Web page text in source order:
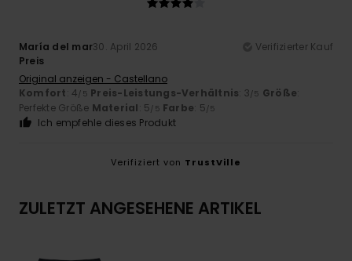
María del mar30. April 2026
Verifizierter Kauf
Preis
Original anzeigen - Castellano
Komfort: 4/5 Preis-Leistungs-Verhältnis: 3/5 Größe:
Perfekte Größe Material: 5/5 Farbe: 5/5
Ich empfehle dieses Produkt
Verifiziert von TrustVille
ZULETZT ANGESEHENE ARTIKEL